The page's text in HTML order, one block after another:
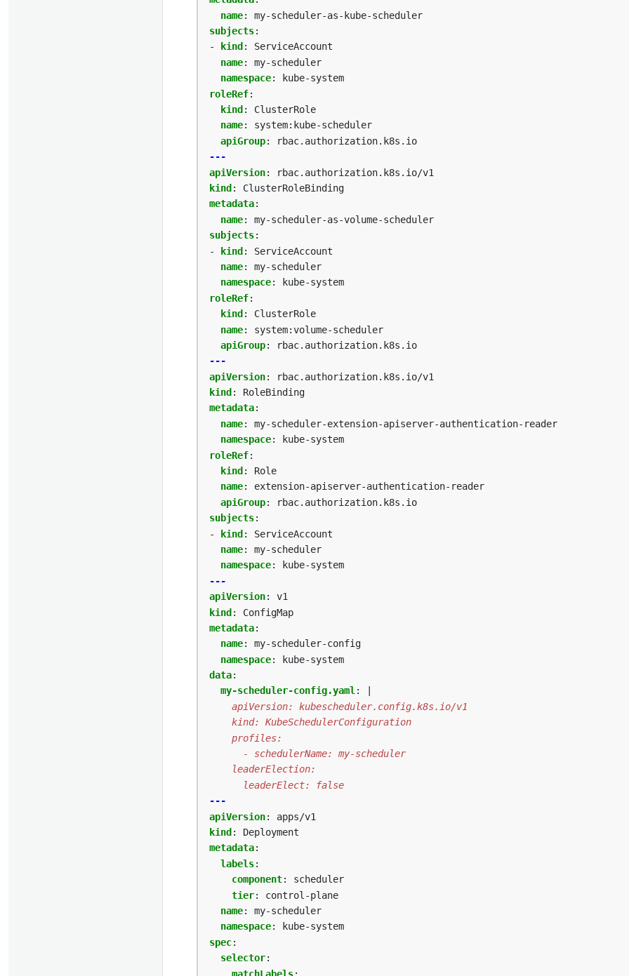
name:
my-scheduler-as-kube-scheduler
subjects:
-
kind :
ServiceAccount
name:
my-scheduler
namespace:
kube-system
roleRef:
kind :
ClusterRole
name:
system:kube-scheduler
apiGroup:
rbac.authorization.k8s.io
---
apiVersion:
rbac.authorization.k8s.io/v1
kind :
ClusterRoleBinding
metadata:
name:
my-scheduler-as-volume-scheduler
subjects:
- kind:
ServiceAccount
name:
my-scheduler
namespace:
kube-system
roleRef:
kind :
ClusterRole
name:
system:volume-scheduler
apiGroup:
rbac.authorization.k8s.io
---
apiVersion:
rbac.authorization.k8s.io/v1
kind :
RoleBinding
metadata:
name:
my-scheduler-extension-apiserver-authentication-reader
namespace:
kube-system
roleRef:
kind :
Role
name:
extension-apiserver-authentication-reader
apiGroup:
rbac.authorization.k8s.io
subjects:
- kind:
ServiceAccount
name:
my-scheduler
namespace:
kube-system
---
apiVersion:
v1
kind:
ConfigMap
metadata:
name:
my-scheduler-config
namespace:
kube-system
data:
my-scheduler-config.yaml:
      leaderElect: false
---
apiVersion:
apps/v1
kind :
Deployment
metadata:
labels:
component:
scheduler
tier:
control-plane
name:
my-scheduler
namespace:
kube-system
spec:
selector:
matchLabels: